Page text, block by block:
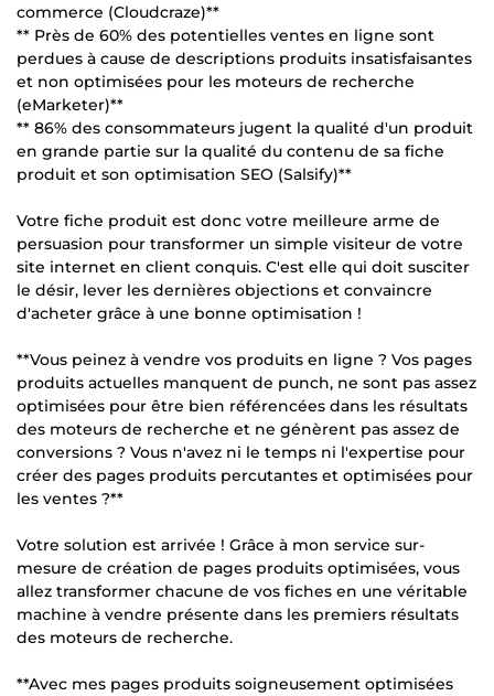
commerce (Cloudcraze)**
** Près de 60% des potentielles ventes en ligne sont
perdues à cause de descriptions produits insatisfaisantes
et non optimisées pour les moteurs de recherche
(eMarketer)**
** 86% des consommateurs jugent la qualité d'un produit
en grande partie sur la qualité du contenu de sa fiche
produit et son optimisation SEO (Salsify)**
Votre fiche produit est donc votre meilleure arme de
persuasion pour transformer un simple visiteur de votre
site internet en client conquis. C'est elle qui doit susciter
le désir, lever les dernières objections et convaincre
d'acheter grâce à une bonne optimisation !
**Vous peinez à vendre vos produits en ligne ? Vos pages
produits actuelles manquent de punch, ne sont pas assez
optimisées pour être bien référencées dans les résultats
des moteurs de recherche et ne génèrent pas assez de
conversions ? Vous n'avez ni le temps ni l'expertise pour
créer des pages produits percutantes et optimisées pour
les ventes ?**
Votre solution est arrivée ! Grâce à mon service sur-
mesure de création de pages produits optimisées, vous
allez transformer chacune de vos fiches en une véritable
machine à vendre présente dans les premiers résultats
des moteurs de recherche.
**Avec mes pages produits soigneusement optimisées